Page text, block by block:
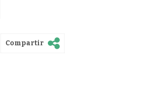
Compartir